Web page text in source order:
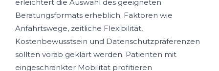
erleichtert die Auswahl des geeigneten
Beratungsformats erheblich. Faktoren wie
Anfahrtswege, zeitliche Flexibilität,
Kostenbewusstsein und Datenschutzpräferenzen
sollten vorab geklärt werden. Patienten mit
eingeschränkter Mobilität profitieren